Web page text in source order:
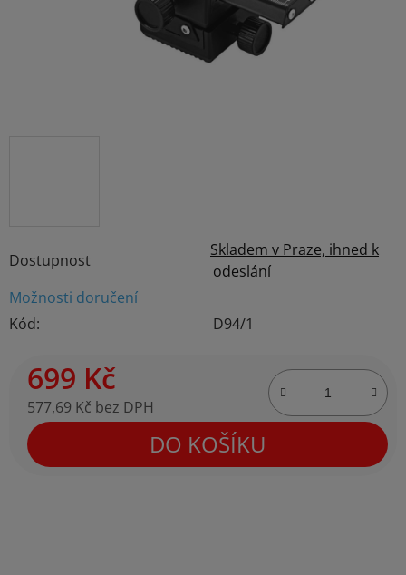
Dostupnost
Skladem v Praze, ihned k
odeslání
Možnosti doručení
Kód:
D94/1
699 Kč
577,69 Kč bez DPH
Měrná cena:
DO KOŠÍKU